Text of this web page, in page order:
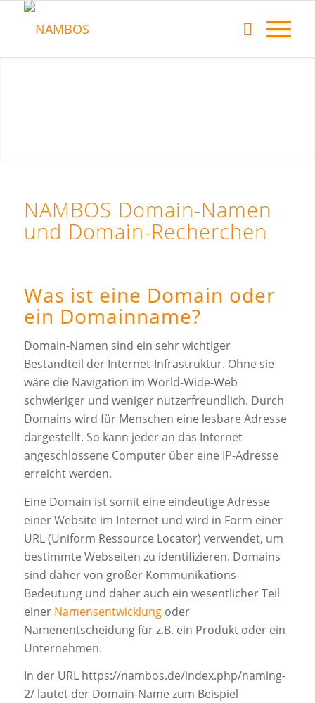
NAMBOS Domain-Namen
und Domain-Recherchen
Was ist eine Domain oder
ein Domainname?
Domain-Namen sind ein sehr wichtiger
Bestandteil der Internet-Infrastruktur. Ohne sie
wäre die Navigation im World-Wide-Web
schwieriger und weniger nutzerfreundlich. Durch
Domains wird für Menschen eine lesbare Adresse
dargestellt. So kann jeder an das Internet
angeschlossene Computer über eine IP-Adresse
erreicht werden.
Eine Domain ist somit eine eindeutige Adresse
einer Website im Internet und wird in Form einer
URL (Uniform Ressource Locator) verwendet, um
bestimmte Webseiten zu identifizieren. Domains
sind daher von großer Kommunikations-
Bedeutung und daher auch ein wesentlicher Teil
einer Namensentwicklungoder
Namenentscheidung für z.B. ein Produkt oder ein
Unternehmen.
In der URL https://nambos.de/index.php/naming-
2/ lautet der Domain-Name zum Beispiel